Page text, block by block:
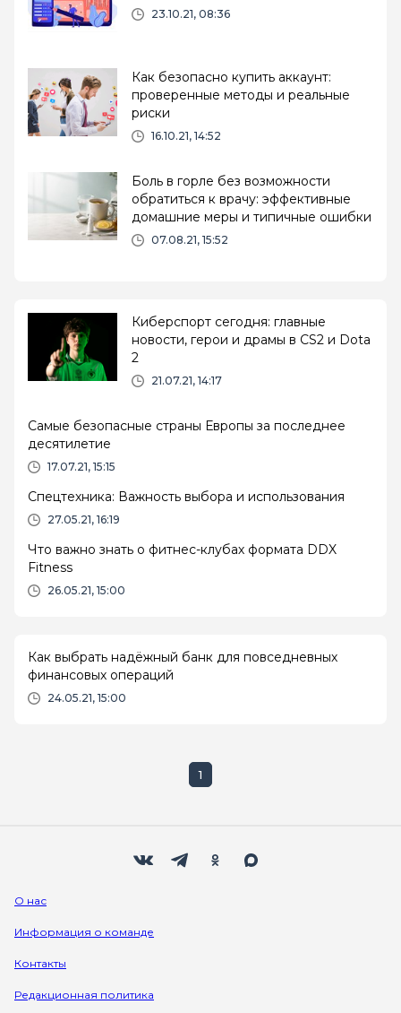
23.10.21, 08:36
Как безопасно купить аккаунт:
проверенные методы и реальные
риски
16.10.21, 14:52
Боль в горле без возможности
обратиться к врачу: эффективные
домашние меры и типичные ошибки
07.08.21, 15:52
Киберспорт сегодня: главные
новости, герои и драмы в CS2 и Dota
2
21.07.21, 14:17
Самые безопасные страны Европы за последнее
десятилетие
17.07.21, 15:15
Спецтехника: Важность выбора и использования
27.05.21, 16:19
Что важно знать о фитнес-клубах формата DDX
Fitness
26.05.21, 15:00
Как выбрать надёжный банк для повседневных
финансовых операций
24.05.21, 15:00
1
О нас
Информация о команде
Контакты
Редакционная политика